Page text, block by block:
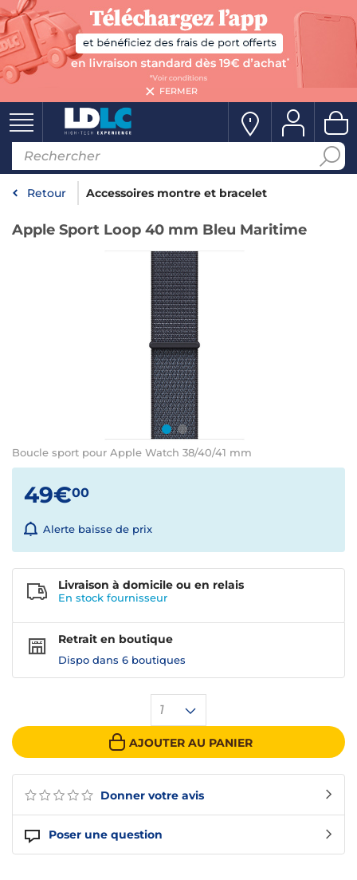
FERMER
Retour Accessoires montre et bracelet
Apple Sport Loop 40 mm Bleu Maritime
Boucle sport pour Apple Watch 38/40/41 mm
Donner votre avis
Poser une question
49€00
Alerte baisse de prix
1
AJOUTER AU PANIER
Livraison à domicile ou en relais
En stock fournisseur
Retrait en boutique
Dispo dans 6 boutiques